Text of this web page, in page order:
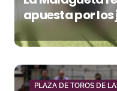
apuesta por los
entradas
PLAZA DE TOROS DE